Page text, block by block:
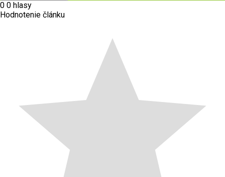
0 0 hlasy
Hodnotenie článku